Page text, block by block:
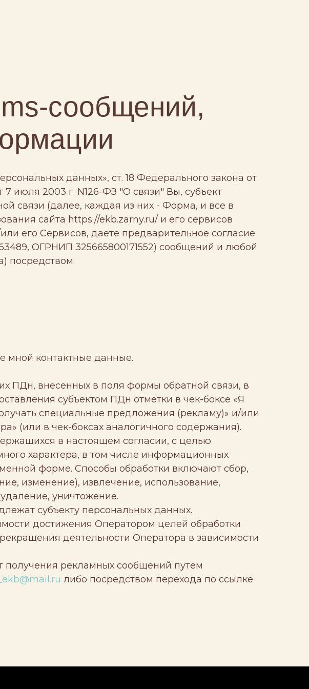
сообщений,
данных», ст. 18 Федерального закона от
7 июля 2003 г. N126-ФЗ "О связи" Вы, субъект
связи (далее, каждая из них - Форма, и все в
сайта https://ekb.zarny.ru/ и его сервисов
его Сервисов, даете предварительное согласие
ОГРНИП 325665800171552) сообщений и любой
посредством:
мной контактные данные.
ПДн, внесенных в поля формы обратной связи, в
субъектом ПДн отметки в чек-боксе «Я
специальные предложения (рекламу)» и/или
(или в чек-боксах аналогичного содержания).
в настоящем согласии, с целью
характера, в том числе информационных
форме. Способы обработки включают сбор,
изменение), извлечение, использование,
уничтожение.
субъекту персональных данных.
достижения Оператором целей обработки
деятельности Оператора в зависимости
получения рекламных сообщений путем
либо посредством перехода по ссылке